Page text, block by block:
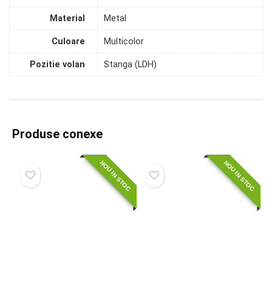
Material Metal
Culoare Multicolor
Pozitie volan Stanga (LDH)
Produse conexe
NOU IN STOC NOU IN STOC